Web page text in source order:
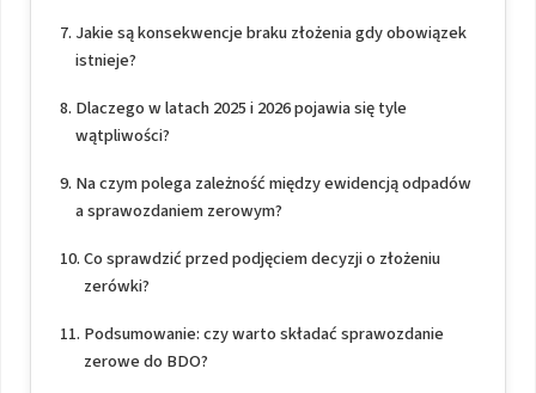
Jakie są konsekwencje braku złożenia gdy obowiązek
istnieje?
Dlaczego w latach 2025 i 2026 pojawia się tyle
wątpliwości?
Na czym polega zależność między ewidencją odpadów
a sprawozdaniem zerowym?
Co sprawdzić przed podjęciem decyzji o złożeniu
zerówki?
Podsumowanie: czy warto składać sprawozdanie
zerowe do BDO?